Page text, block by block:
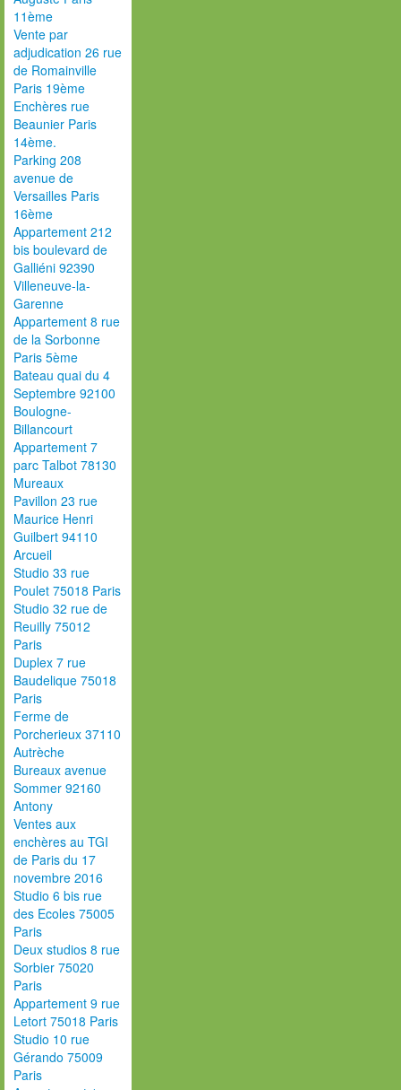
11ème
Vente par
adjudication 26 rue
de Romainville
Paris 19ème
Enchères rue
Beaunier Paris
14ème.
Parking 208
avenue de
Versailles Paris
16ème
Appartement 212
bis boulevard de
Galliéni 92390
Villeneuve-la-
Garenne
Appartement 8 rue
de la Sorbonne
Paris 5ème
Bateau quai du 4
Septembre 92100
Boulogne-
Billancourt
Appartement 7
parc Talbot 78130
Mureaux
Pavillon 23 rue
Maurice Henri
Guilbert 94110
Arcueil
Studio 33 rue
Poulet 75018 Paris
Studio 32 rue de
Reuilly 75012
Paris
Duplex 7 rue
Baudelique 75018
Paris
Ferme de
Porcherieux 37110
Autrèche
Bureaux avenue
Sommer 92160
Antony
Ventes aux
enchères au TGI
de Paris du 17
novembre 2016
Studio 6 bis rue
des Ecoles 75005
Paris
Deux studios 8 rue
Sorbier 75020
Paris
Appartement 9 rue
Letort 75018 Paris
Studio 10 rue
Gérando 75009
Paris